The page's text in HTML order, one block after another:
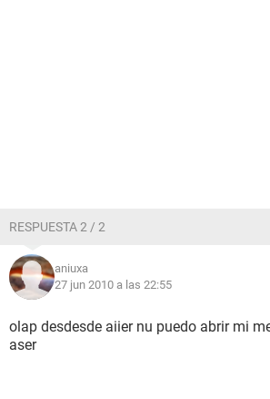
RESPUESTA 2 / 2
aniuxa
27 jun 2010 a las 22:55
olap desdesde aiier nu puedo abrir mi
aser